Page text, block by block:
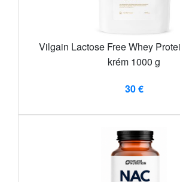
Vilgain Lactose Free Whey
krém 1000 g
30 €